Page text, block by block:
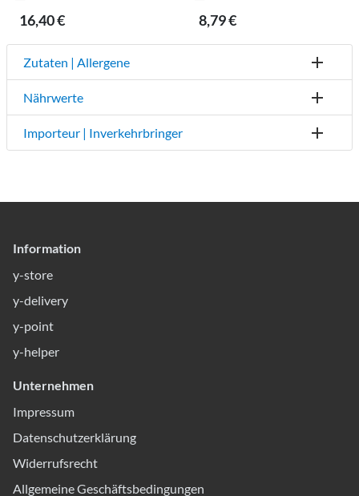
16,40 € 8,79 €
Zutaten | Allergene
Nährwerte
Importeur | Inverkehrbringer
Information
y-store
y-delivery
y-point
y-helper
Unternehmen
Impressum
Datenschutzerklärung
Widerrufsrecht
Allgemeine Geschäftsbedingungen